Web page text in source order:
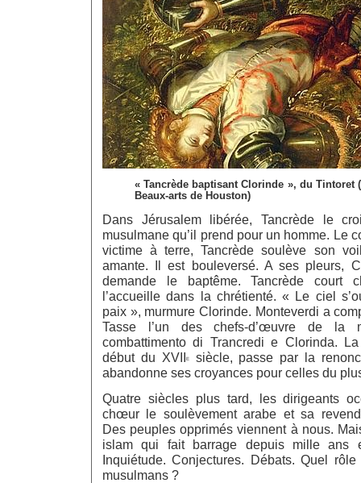
« Tancrède baptisant Clorinde », du Tintoret
Beaux-arts de Houston)
Dans Jérusalem libérée, Tancrède le
musulmane qu’il prend pour un homme. Le
victime à terre, Tancrède soulève son
amante. Il est bouleversé. A ses pleurs,
demande le baptême. Tancrède court
l’accueille dans la chrétienté. « Le ciel
paix », murmure Clorinde. Monteverdi a
Tasse l’un des chefs-d’œuvre de la
combattimento di Trancredi e Clorinda.
début du XVIIesiècle, passe par la
abandonne ses croyances pour celles du
Quatre siècles plus tard, les dirigeants
chœur le soulèvement arabe et sa
Des peuples opprimés viennent à nous.
islam qui fait barrage depuis mille ans
Inquiétude. Conjectures. Débats. Quel
musulmans ?